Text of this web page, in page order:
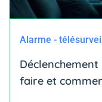
Alarme -
faire et